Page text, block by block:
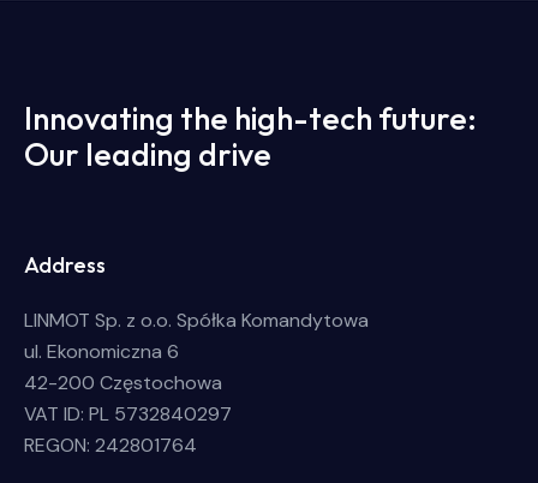
Innovating the high-tech future:
Our leading drive
Address
LINMOT Sp. z o.o. Spółka Komandytowa
ul. Ekonomiczna 6
42-200 Częstochowa
VAT ID: PL 5732840297
REGON: 242801764